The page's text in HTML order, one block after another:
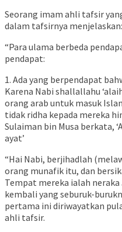
Seorang imam ahli tafsir
dalam tafsirnya menjelaskan:
“Para ulama berbeda
pendapat:
1. Ada yang berpendapat
Karena Nabi shallallahu
orang arab untuk masuk
tidak ridha kepada mereka
Sulaiman bin Musa berkata,
ayat’
“Hai Nabi, berjihadlah
orang munafik itu, dan
Tempat mereka ialah
kembali yang seburuk-
pertama ini diriwayatkan
ahli tafsir.